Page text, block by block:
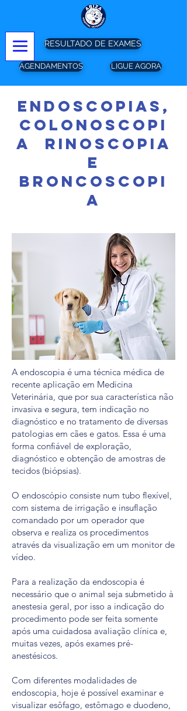
RESULTADO DE EXAMES
AGENDAMENTOS LIGUE AGORA
ENDOSCOPIAS,
COLONOSCOPI
A
RINOSCOPIA
E
BRONCOSCOPI
A
A endoscopia é uma técnica médica de
recente aplicação em Medicina
Veterinária, que por sua característica não
invasiva e segura, tem indicação no
diagnóstico e no tratamento de diversas
patologias em cães e gatos. Essa é uma
forma confiável de exploração,
diagnóstico e obtenção de amostras de
tecidos (biópsias).
O endoscópio consiste num tubo flexível,
com sistema de irrigação e insuflação
comandado por um operador que
observa e realiza os procedimentos
através da visualização em um monitor de
vídeo.
Para a realização da endoscopia é
necessário que o animal seja submetido à
anestesia geral, por isso a indicação do
procedimento pode ser feita somente
após uma cuidadosa avaliação clínica e,
muitas vezes, após exames pré-
anestésicos.
Com diferentes modalidades de
endoscopia, hoje é possível examinar e
visualizar esôfago, estômago e duodeno,